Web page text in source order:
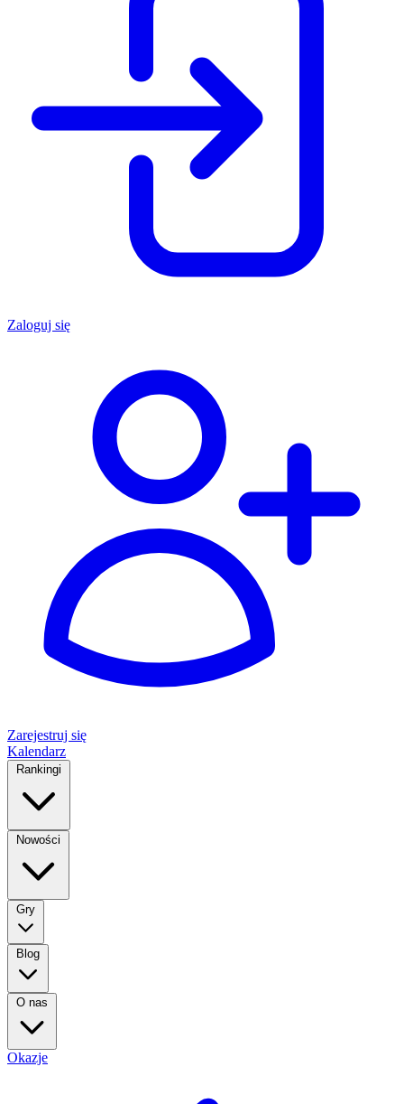
Zaloguj się
Zarejestruj się
Kalendarz
Rankingi
Nowości
Gry
Blog
O nas
Okazje